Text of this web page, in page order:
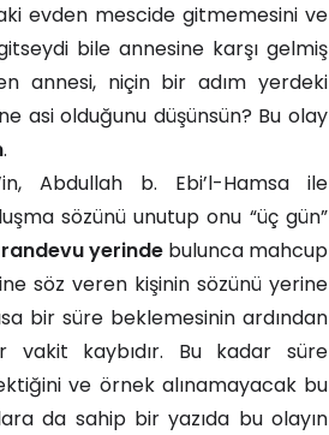
evden mescide gitmemesini ve
bile annesine karşı gelmiş
annesi, niçin bir adım yerdeki
asi olduğunu düşünsün? Bu olay
.
Abdullah b. Ebi’l-Hamsa ile
sözünü unutup onu “üç gün”
randevu yerindebulunca mahcup
söz veren kişinin sözünü yerine
bir süre beklemesinin ardından
kaybıdır. Bu kadar süre
ve örnek alınamayacak bu
da sahip bir yazıda bu olayın